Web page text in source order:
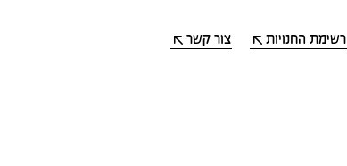
רשימת החנויות צור קשר